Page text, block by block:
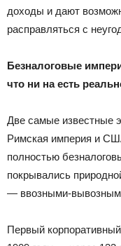
доходы и дают
расправляться с
Безналоговые
что ни на есть
Две самые известные
Римская империя и
полностью
покрывались
— ввозными-
Первый